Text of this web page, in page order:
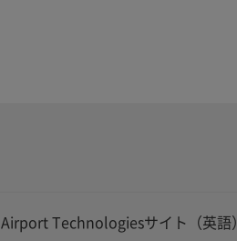
Airport Technologiesサイト（英語）